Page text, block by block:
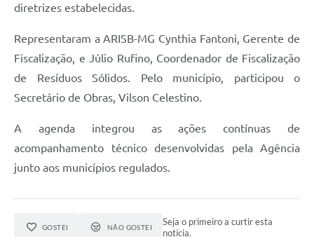
diretrizes estabelecidas.
Representaram a ARISB-MG Cynthia Fantoni, Gerente de
Fiscalização, e Júlio Rufino, Coordenador de Fiscalização
de Resíduos Sólidos. Pelo município, participou o
Secretário de Obras, Vilson Celestino.
A agenda integrou as ações contínuas de
acompanhamento técnico desenvolvidas pela Agência
junto aos municípios regulados.
GOSTEI NÃO GOSTEI
Seja o primeiro a curtir esta
notícia.